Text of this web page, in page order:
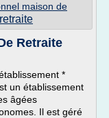
maison de
Retraite
*
un établissement
âgées
Il est géré